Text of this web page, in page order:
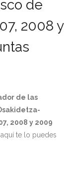
Junta de
Andalucía –
2026
de
2008 y
de las
2008 y 2009
, aquí te lo puedes